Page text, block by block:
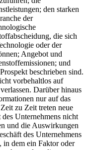
den starken
der
die sich
oder der
Angebot und
und
beschrieben sind.
vorbehaltlos auf
Darüber hinaus
nur auf das
zu Zeit treten neue
Unternehmens nicht
und die Auswirkungen
des Unternehmens
in dem ein Faktor oder